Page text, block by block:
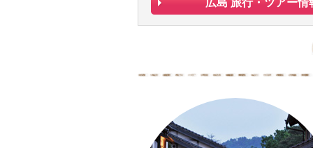
広島 旅行・ツアー情